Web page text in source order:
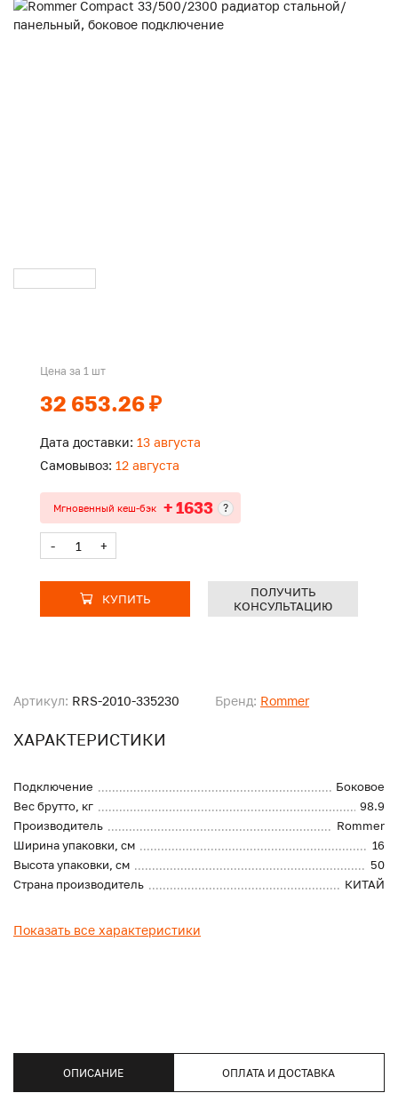
Артикул: RRS-2010-335230 Бренд: Rommer
ХАРАКТЕРИСТИКИ
Подключение
Боковое
Вес брутто, кг
98.9
Производитель
Rommer
Ширина упаковки, см
16
Высота упаковки, см
50
Страна производитель
КИТАЙ
Показать все характеристики
Цена за 1 шт
32 653.26 ₽
Дата доставки: 13 августа
Самовывоз: 12 августа
Мгновенный кеш-бэк + 1633 ?
- +
КУПИТЬ
ПОЛУЧИТЬ
КОНСУЛЬТАЦИЮ
ОПИСАНИЕ ОПЛАТА И ДОСТАВКА